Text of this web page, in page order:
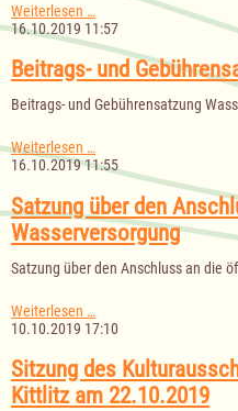
Weiterlesen …
der
Gemeindevertretung
am
24.10.2019
16.10.2019 11:57
Beitrags- und
Beitrags- und Gebührensatzung
Weiterlesen …Beitrags-
und
Gebührensatzung
Wasserversorgung
16.10.2019 11:55
Satzung über den
Wasserversorgung
Satzung über den Anschluss an die
Weiterlesen …
über
Anschluss
an
die
10.10.2019 17:10
Sitzung des
Kittlitz am 22.10.2019